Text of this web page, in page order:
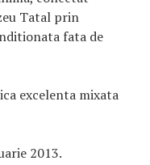
Tatal prin
fata de
excelenta mixata
2013.